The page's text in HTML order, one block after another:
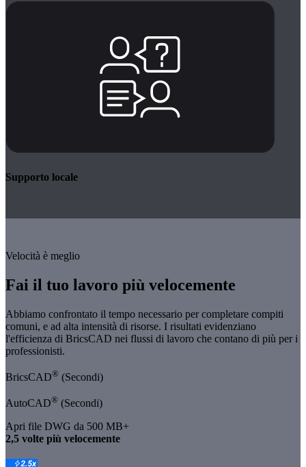
Supporto locale
Velocità è meglio
Fai il tuo lavoro più velocemente
Abbiamo confrontato il tempo necessario per completare compiti
comuni, e ad alta intensità di risorse. I risultati evidenziano
l'efficienza di BricsCAD nei flussi di lavoro che contano di più per i
professionisti.
BricsCAD® (Secondi)
AutoCAD® (Secondi)
Apri file DWG da 500 MB+
️2,5 volte più velocemente